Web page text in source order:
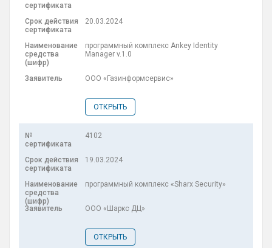
20.03.2024
программный комплекс Ankey Identity
Manager v.1.0
ООО «Газинформсервис»
ОТКРЫТЬ
4102
19.03.2024
программный комплекс «Sharx Security»
ООО «Шаркс ДЦ»
ОТКРЫТЬ